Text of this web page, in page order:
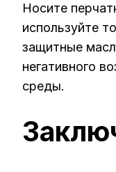
Носите
используйте
защитные
негативного
среды.